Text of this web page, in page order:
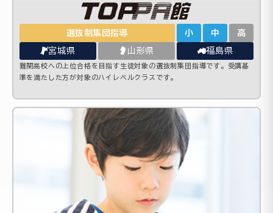
選抜制集団指導 小 中 高
宮城県 山形県 福島県
難関高校への上位合格を目指す生徒対象の選抜制集団指導です。受講基
準を満たした方が対象のハイレベルクラスです。